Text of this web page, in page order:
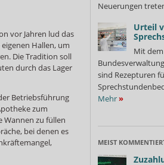
vor Jahren lud das
Hallen, um
Die Tradition soll
durch das Lager
Betriebsführung
zum
Wannen zu füllen
bei denen es
Neuerungen
Urteil
Mit
sind Rezepturen
Mehr»
MEIST